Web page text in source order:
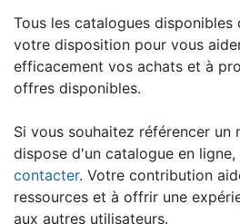
Tous les catalogues disponibles
votre disposition pour vous
efficacement vos achats et à
offres disponibles.
Si vous souhaitez référencer un
dispose d'un catalogue en
contacter. Votre contribution
ressources et à offrir une
aux autres utilisateurs.